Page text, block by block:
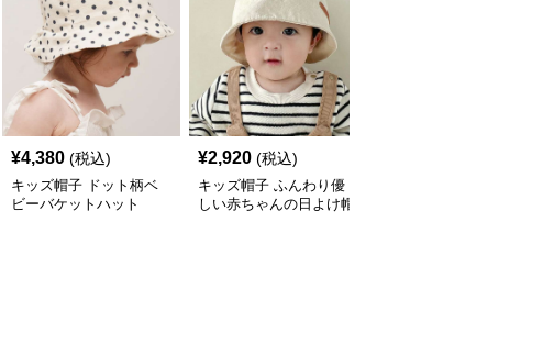
¥4,380 (税込)
キッズ帽子 ドット柄ベ
ビーバケットハット
¥2,920 (税込)
キッズ帽子 ふんわり優
しい赤ちゃんの日よけ帽